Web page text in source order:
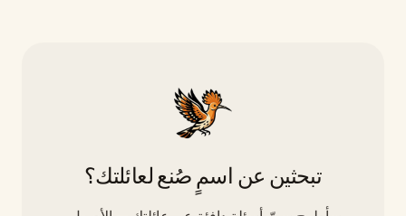
تبحثين عن اسمٍ صُنع لعائلتك؟